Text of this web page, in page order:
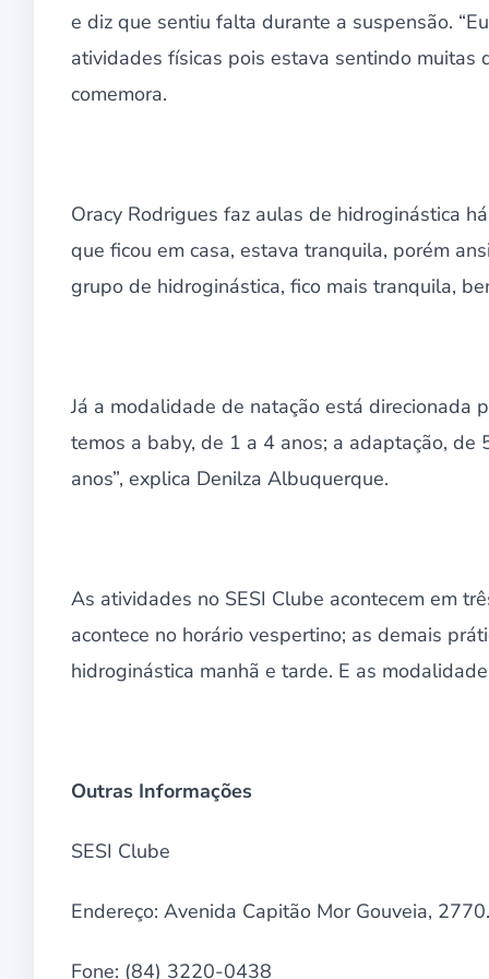
e diz que sentiu falta durante a suspensão.
atividades físicas pois estava sentindo muitas
comemora.
Oracy Rodrigues faz aulas de hidroginástica
que ficou em casa, estava tranquila, porém
grupo de hidroginástica, fico mais tranquila,
Já a modalidade de natação está direcionada
temos a baby, de 1 a 4 anos; a adaptação,
anos”, explica Denilza Albuquerque.
As atividades no SESI Clube acontecem em
acontece no horário vespertino; as demais
hidroginástica manhã e tarde. E as
Outras Informações
SESI Clube
Endereço: Avenida Capitão Mor Gouveia,
Fone: (84) 3220-0438